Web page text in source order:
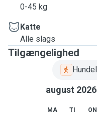
0-45 kg
Katte
Alle slags
Tilgængelighed
august 2026
MA TI ON